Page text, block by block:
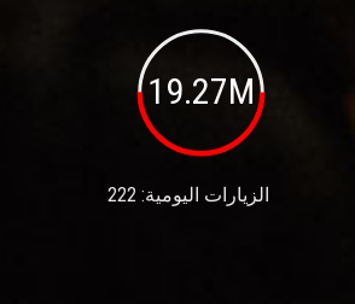
19.27M
الزيارات اليومية: 222